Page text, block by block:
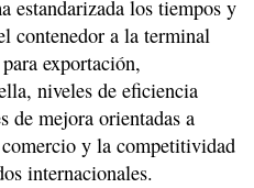
estandarizada los tiempos y
contenedor a la terminal
exportación,
niveles de eficiencia
de mejora orientadas a
y la competitividad
internacionales.